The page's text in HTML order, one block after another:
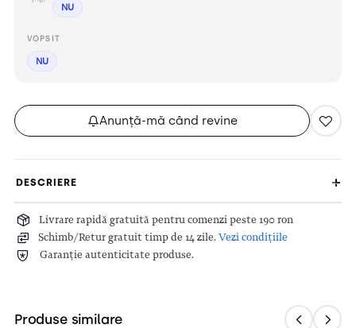
NU
VOPSIT
NU
Anunță-mă când revine
DESCRIERE
Livrare rapidă gratuită pentru comenzi peste 190 ron
Schimb/Retur gratuit timp de 14 zile. Vezi condițiile
Garanție autenticitate produse.
Produse similare